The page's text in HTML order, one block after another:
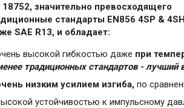
18752, значительно превосходящего
стандарты EN856 4SP &
SAE R13, и обладает:
высокой гибкостью даже при
традиционных стандартов - лучший
низким усилием изгиба, по
устойчивостью к импульсному